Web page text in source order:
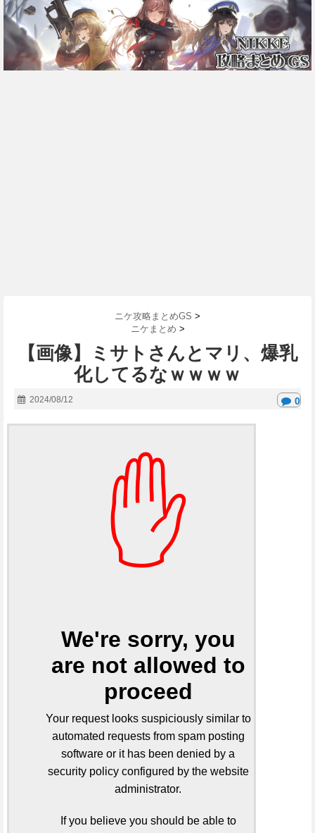
ニケ攻略まとめGS >
ニケまとめ >
【画像】ミサトさんとマリ、爆乳
化してるなｗｗｗｗ
2024/08/12 0
✋
We're sorry, you
are not allowed to
proceed
Your request looks suspiciously similar to
automated requests from spam posting
software or it has been denied by a
security policy configured by the website
administrator.
If you believe you should be able to